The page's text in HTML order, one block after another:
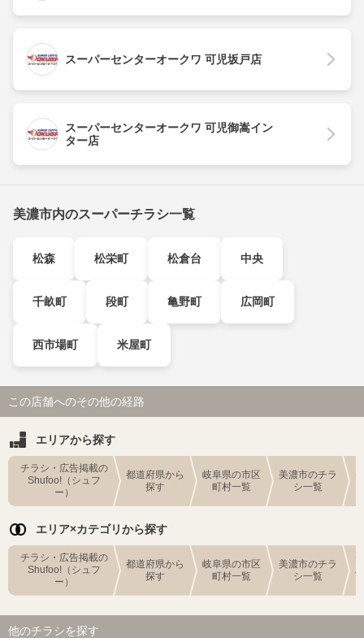
スーパーセンターオークワ 可児坂戸店
スーパーセンターオークワ 可児御嵩イン
ター店
美濃市内のスーパーチラシ一覧
松森 松栄町 松倉台 中央
千畝町 段町 亀野町 広岡町
西市場町 米屋町
この店舗へのその他の経路
エリアから探す
チラシ・広告掲載の
Shufoo!（シュフ
ー）
都道府県から
探す
岐阜県の市区
町村一覧
美濃市のチラ
シ一覧
エリア×カテゴリから探す
チラシ・広告掲載の
Shufoo!（シュフ
ー）
都道府県から
探す
岐阜県の市区
町村一覧
美濃市のチラ
シ一覧
他のチラシを探す